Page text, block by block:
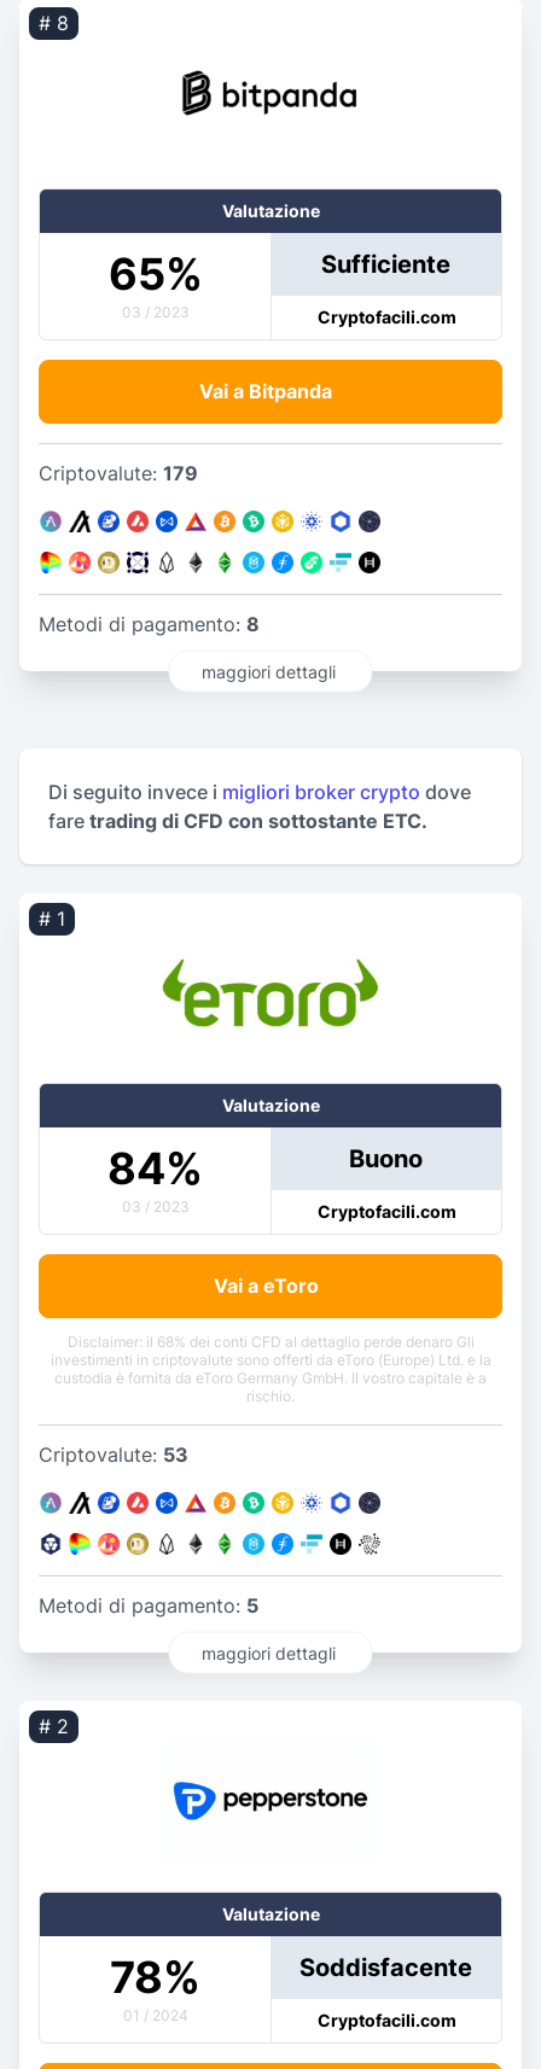
# 8
Valutazione
65%
03 / 2023
Sufficiente
Cryptofacili.com
Vai a Bitpanda
Criptovalute: 179
Metodi di pagamento: 8
maggiori dettagli
Di seguito invece i migliori broker crypto dove
fare trading di CFD con sottostante ETC.
# 1
Valutazione
84%
03 / 2023
Buono
Cryptofacili.com
Vai a eToro
Disclaimer: il 68% dei conti CFD al dettaglio perde denaro Gli
investimenti in criptovalute sono offerti da eToro (Europe) Ltd. e la
custodia è fornita da eToro Germany GmbH. Il vostro capitale è a
rischio.
Criptovalute: 53
Metodi di pagamento: 5
maggiori dettagli
# 2
Valutazione
78%
01 / 2024
Soddisfacente
Cryptofacili.com